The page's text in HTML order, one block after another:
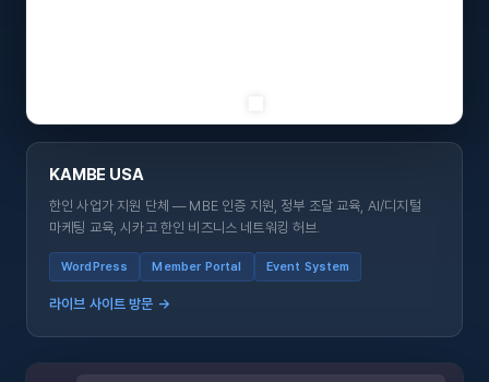
KAMBE USA
한인 사업가 지원 단체 — MBE 인증 지원, 정부 조달 교육, AI/디지털
마케팅 교육, 시카고 한인 비즈니스 네트워킹 허브.
WordPress Member Portal Event System
라이브 사이트 방문 →